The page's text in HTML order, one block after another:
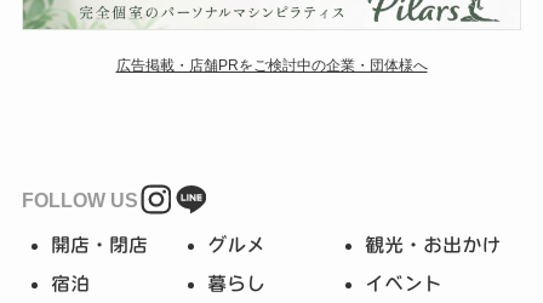
広告掲載・店舗PRをご検討中の企業・団体様へ
FOLLOW US
開店・閉店 グルメ 観光・お出かけ
宿泊 暮らし イベント